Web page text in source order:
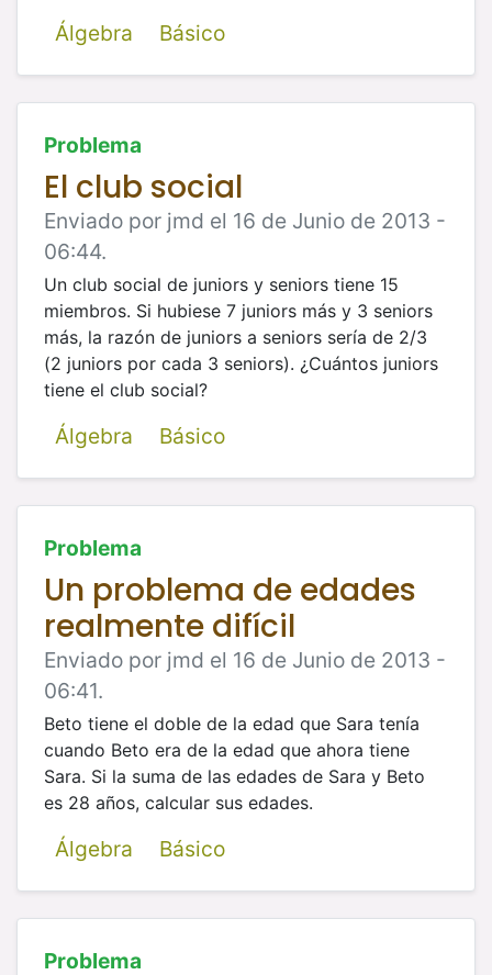
Álgebra
Básico
Problema
El club social
Enviado por jmd el 16 de Junio de 2013 -
06:44.
Un club social de juniors y seniors tiene 15
miembros. Si hubiese 7 juniors más y 3 seniors
más, la razón de juniors a seniors sería de 2/3
(2 juniors por cada 3 seniors). ¿Cuántos juniors
tiene el club social?
Álgebra Básico
Problema
Un problema de edades
realmente difícil
Enviado por jmd el 16 de Junio de 2013 -
06:41.
Beto tiene el doble de la edad que Sara tenía
cuando Beto era de la edad que ahora tiene
Sara. Si la suma de las edades de Sara y Beto
es 28 años, calcular sus edades.
Álgebra Básico
Problema